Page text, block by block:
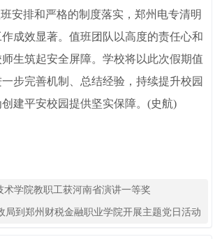
安排和严格的制度落实，郑州电专清明
成效显著。值班团队以高度的责任心和
生筑起安全屏障。学校将以此次假期值
步完善机制、总结经验，持续提升校园
建平安校园提供坚实保障。(史航)
术学院教职工获河南省演讲一等奖
局到郑州财税金融职业学院开展主题党日活动